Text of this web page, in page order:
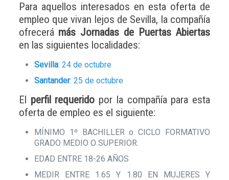
Para aquellos interesados en esta oferta de
empleo que vivan lejos de Sevilla, la compañía
ofrecerá más Jornadas de Puertas Abiertas
en las siguientes localidades:
Sevilla: 24 de octubre
Santander: 25 de octubre
El perfil requerido por la compañía para esta
oferta de empleo es el siguiente:
MÍNIMO 1º BACHILLER o CICLO FORMATIVO
GRADO MEDIO O SUPERIOR.
EDAD ENTRE 18-26 AÑOS
MEDIR ENTRE 1.65 Y 1.80 EN MUJERES Y